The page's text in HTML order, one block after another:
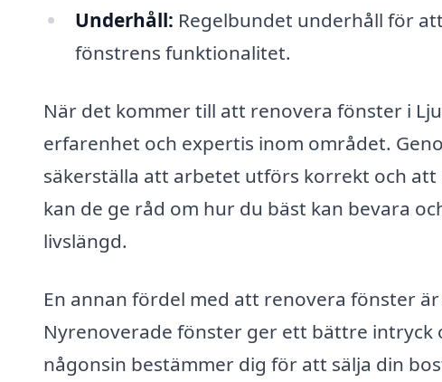
Underhåll: Regelbundet underhåll för
fönstrens funktionalitet.
När det kommer till att renovera fönster i
erfarenhet och expertis inom området.
säkerställa att arbetet utförs korrekt och
kan de ge råd om hur du bäst kan bevara
livslängd.
En annan fördel med att renovera fönster
Nyrenoverade fönster ger ett bättre
någonsin bestämmer dig för att sälja din